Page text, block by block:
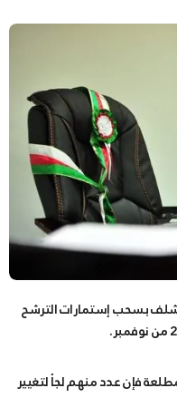
بسحب إستمارات الترشح
فإن عدد منهم لجأ لتغيير